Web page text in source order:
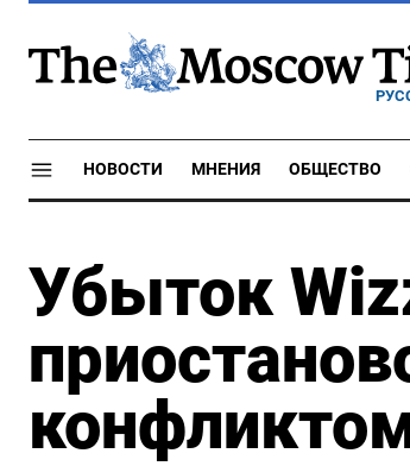
НОВОСТИ МНЕНИЯ ОБЩЕСТВО
Убыток